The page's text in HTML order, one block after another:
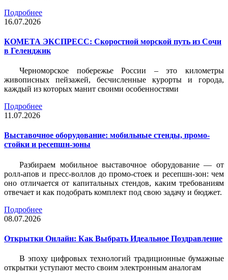
Подробнее
16.07.2026
КОМЕТА ЭКСПРЕСС: Скоростной морской путь из Сочи
в Геленджик
Черноморское побережье России – это километры
живописных пейзажей, бесчисленные курорты и города,
каждый из которых манит своими особенностями
Подробнее
11.07.2026
Выставочное оборудование: мобильные стенды, промо-
стойки и ресепшн-зоны
Разбираем мобильное выставочное оборудование — от
ролл-апов и пресс-воллов до промо-стоек и ресепшн-зон: чем
оно отличается от капитальных стендов, каким требованиям
отвечает и как подобрать комплект под свою задачу и бюджет.
Подробнее
08.07.2026
Открытки Онлайн: Как Выбрать Идеальное Поздравление
В эпоху цифровых технологий традиционные бумажные
открытки уступают место своим электронным аналогам